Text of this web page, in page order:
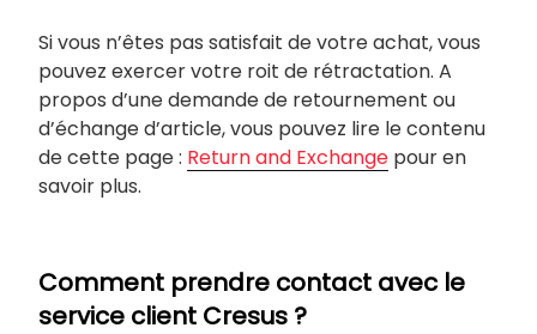
Si vous n’êtes pas satisfait de votre achat, vous
pouvez exercer votre roit de rétractation. A
propos d’une demande de retournement ou
d’échange d’article, vous pouvez lire le contenu
de cette page : Return and Exchange pour en
savoir plus.
Comment prendre contact avec le
service client Cresus ?